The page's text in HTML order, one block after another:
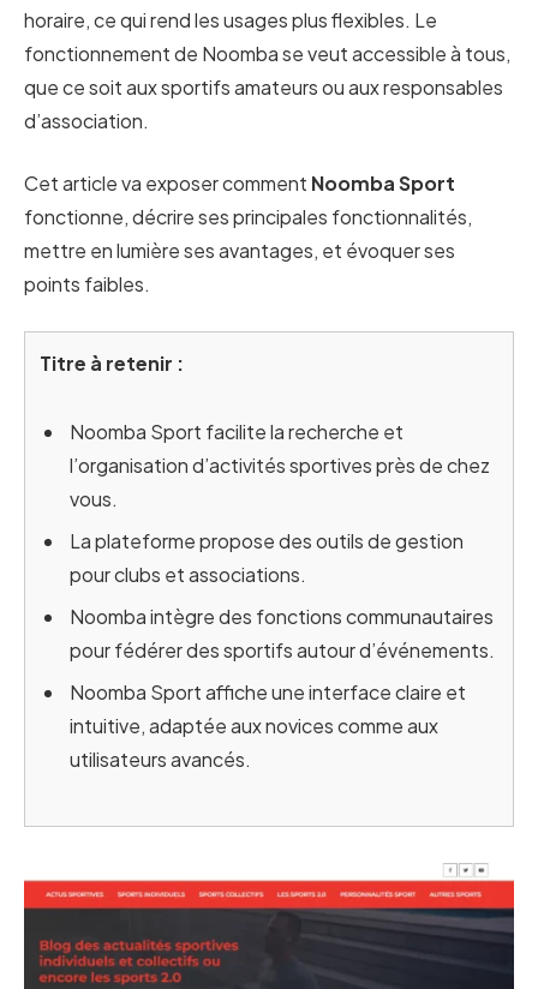
horaire, ce qui rend les usages plus flexibles. Le
fonctionnement de Noomba se veut accessible à tous,
que ce soit aux sportifs amateurs ou aux responsables
d’association.
Cet article va exposer comment Noomba Sport
fonctionne, décrire ses principales fonctionnalités,
mettre en lumière ses avantages, et évoquer ses
points faibles.
Titre à retenir :
Noomba Sport facilite la recherche et
l’organisation d’activités sportives près de chez
vous.
La plateforme propose des outils de gestion
pour clubs et associations.
Noomba intègre des fonctions communautaires
pour fédérer des sportifs autour d’événements.
Noomba Sport affiche une interface claire et
intuitive, adaptée aux novices comme aux
utilisateurs avancés.